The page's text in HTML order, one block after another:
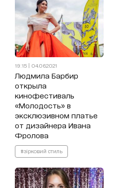
19:15 | 04.06.2021
Людмила Барбир
открыла
кинофестиваль
«Молодость» в
эксклюзивном платье
от дизайнера Ивана
Фролова
#зірковий стиль